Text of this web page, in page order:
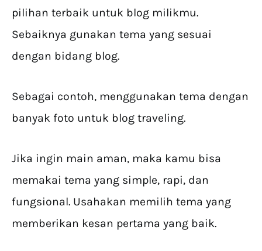
pilihan terbaik untuk blog milikmu.
Sebaiknya gunakan tema yang sesuai
dengan bidang blog.
Sebagai contoh, menggunakan tema dengan
banyak foto untuk blog traveling.
Jika ingin main aman, maka kamu bisa
memakai tema yang simple, rapi, dan
fungsional. Usahakan memilih tema yang
memberikan kesan pertama yang baik.